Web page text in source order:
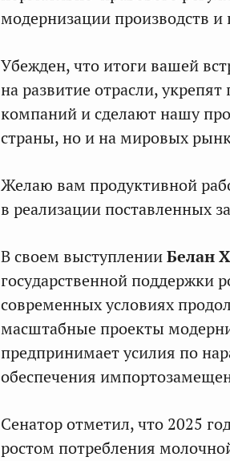
модернизации производств и
Убежден, что итоги вашей
на развитие отрасли,
компаний и сделают нашу
страны, но и на мировых
Желаю вам продуктивной
в реализации поставленных
В своем выступленииБелан
государственной поддержки
современных условиях
масштабные проекты
предпринимает усилия по
обеспечения
Сенатор отметил, что 2025
ростом потребления